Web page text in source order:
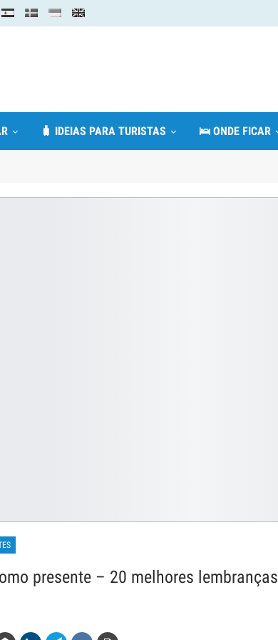
🧳 IDEIAS PARA TURISTAS 🛌 ONDE FICAR
presente – 20 melhores lembranças